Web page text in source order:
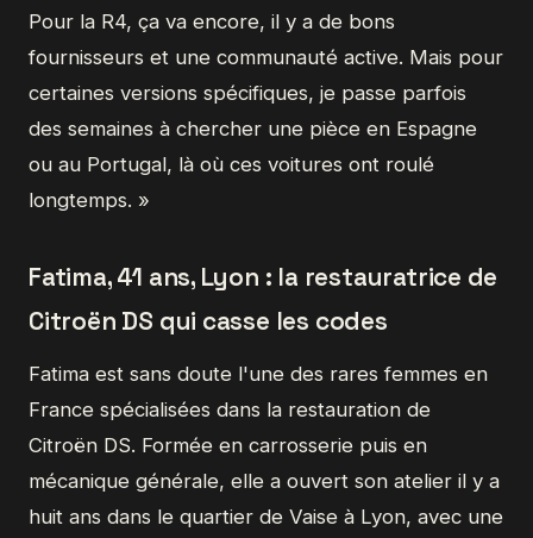
Pour la R4, ça va encore, il y a de bons
fournisseurs et une communauté active. Mais pour
certaines versions spécifiques, je passe parfois
des semaines à chercher une pièce en Espagne
ou au Portugal, là où ces voitures ont roulé
longtemps. »
Fatima, 41 ans, Lyon : la restauratrice de
Citroën DS qui casse les codes
Fatima est sans doute l'une des rares femmes en
France spécialisées dans la restauration de
Citroën DS. Formée en carrosserie puis en
mécanique générale, elle a ouvert son atelier il y a
huit ans dans le quartier de Vaise à Lyon, avec une